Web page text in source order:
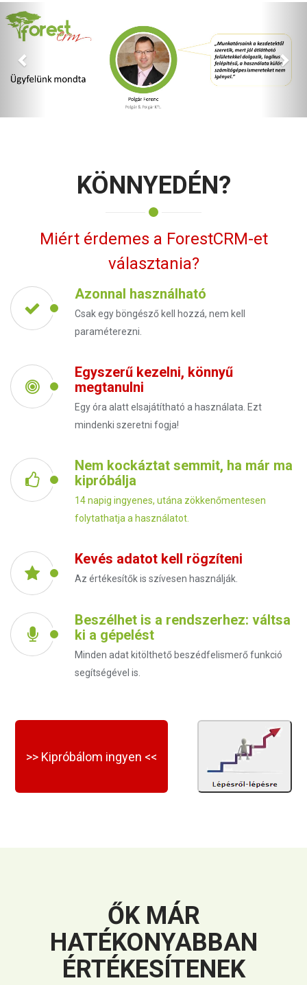
Előző
KÖNNYEDÉN?
Miért érdemes a ForestCRM-et
választania?
Azonnal használható
Csak egy böngésző kell hozzá, nem kell
paraméterezni.
Egyszerű kezelni, könnyű
megtanulni
Egy óra alatt elsajátítható a használata. Ezt
mindenki szeretni fogja!
Nem kockáztat semmit, ha már ma
kipróbálja
14 napig ingyenes, utána zökkenőmentesen
folytathatja a használatot.
Kevés adatot kell rögzíteni
Az értékesítők is szívesen használják.
Beszélhet is a rendszerhez: váltsa
ki a gépelést
Minden adat kitölthető beszédfelismerő funkció
segítségével is.
>> Kipróbálom ingyen <<
ŐK MÁR
HATÉKONYABBAN
ÉRTÉKESÍTENEK